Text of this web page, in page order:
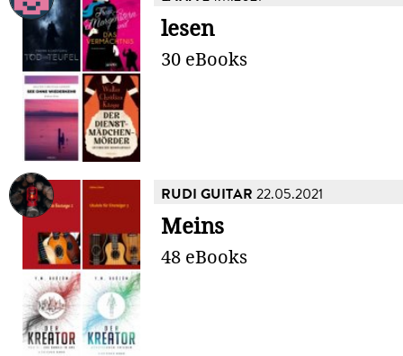
lesen
30 eBooks
RUDI GUITAR 22.05.2021
Meins
48 eBooks